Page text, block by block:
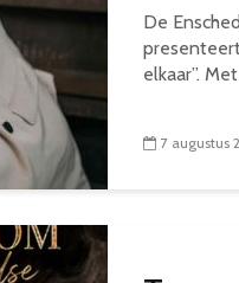
De
elkaar”.
7 augustus